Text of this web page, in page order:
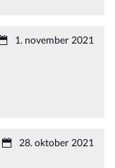
1. november 2021
28. oktober 2021